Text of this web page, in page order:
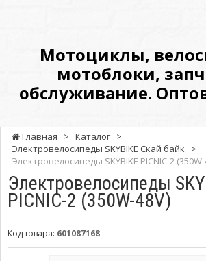
ОптовыеМотоциклы,
мотоблоки,
обслуживание.
Главная > Каталог >
Электровелосипеды SKYBIKE Скай байк
>
Электровелосипеды SKYBIKE PICNIC-2 (350W-
Электровелосипеды
PICNIC-2 (350W-48V)
Код товара: 601087168